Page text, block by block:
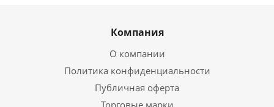
Компания
О компании
Политика конфиденциальности
Публичная оферта
Торговые марки